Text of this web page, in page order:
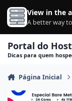
Ir para conteúdo
View in the
A better way
Portal do Host
Dicas para quem
Página Inicial